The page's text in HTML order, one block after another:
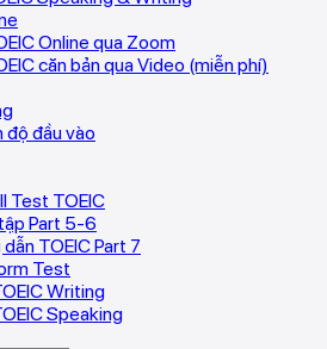
Online qua Zoom
căn bản qua Video (miễn phí)
độ đầu vào
Test TOEIC
Part 5-6
TOEIC Part 7
Test
Writing
Speaking